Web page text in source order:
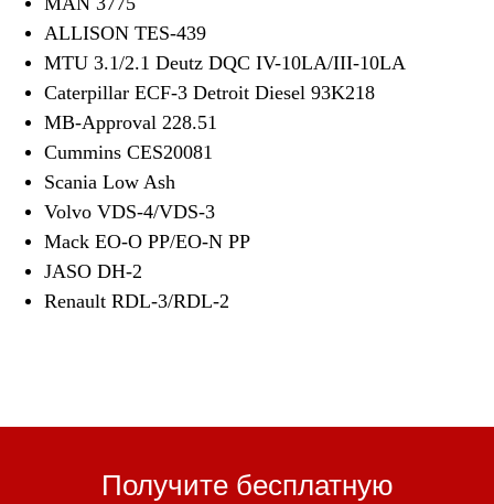
ALLISON TES-439
MTU 3.1/2.1 Deutz DQC IV-10LA/III-10LA
Caterpillar ECF-3 Detroit Diesel 93K218
MB-Approval 228.51
Cummins CES20081
Scania Low Ash
Volvo VDS-4/VDS-3
Mack EO-O PP/EO-N PP
JASO DH-2
Renault RDL-3/RDL-2
Получите бесплатную